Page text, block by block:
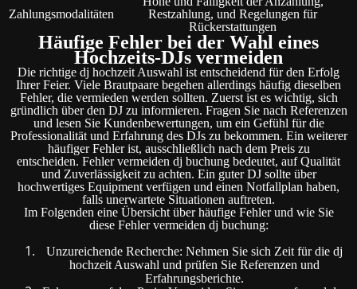
Zahlungsmodalitäten
Restzahlung, und Regelungen für
Rückerstattungen
Häufige Fehler bei der Wahl eines
Hochzeits-DJs vermeiden
Die richtige dj hochzeit Auswahl ist entscheidend für den Erfolg
Ihrer Feier. Viele Brautpaare begehen allerdings häufig dieselben
Fehler, die vermieden werden sollten. Zuerst ist es wichtig, sich
gründlich über den DJ zu informieren. Fragen Sie nach Referenzen
und lesen Sie Kundenbewertungen, um ein Gefühl für die
Professionalität und Erfahrung des DJs zu bekommen. Ein weiterer
häufiger Fehler ist, ausschließlich nach dem Preis zu
entscheiden. Fehler vermeiden dj buchung bedeutet, auf Qualität
und Zuverlässigkeit zu achten. Ein guter DJ sollte über
hochwertiges Equipment verfügen und einen Notfallplan haben,
falls unerwartete Situationen auftreten.
Im Folgenden eine Übersicht über häufige Fehler und wie Sie
diese Fehler vermeiden dj buchung:
Unzureichende Recherche: Nehmen Sie sich Zeit für die dj
hochzeit Auswahl und prüfen Sie Referenzen und
Erfahrungsberichte.